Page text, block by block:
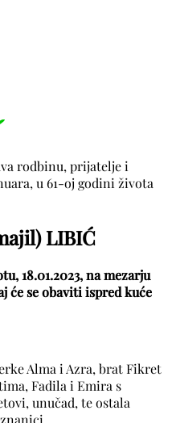
rodbinu, prijatelje i
u 61-oj godini života
LIBIĆ
18.01.2023, na mezarju
će se obaviti ispred kuće
Alma i Azra, brat Fikret
Fadila i Emira s
unučad, te ostala